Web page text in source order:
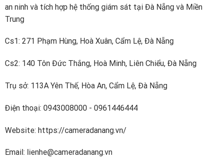
an ninh và tích hợp hệ thống giám sát tại Đà Nẵng và Miền
Trung
Cs1: 271 Phạm Hùng, Hoà Xuân, Cẩm Lệ, Đà Nẵng
Cs2: 140 Tôn Đức Thắng, Hoà Minh, Liên Chiểu, Đà Nẵng
Trụ sở: 113A Yên Thế, Hòa An, Cẩm Lệ, Đà Nẵng
Điện thoại: 0943008000 - 0961446444
Website: https://cameradanang.vn/
Email: lienhe@cameradanang.vn